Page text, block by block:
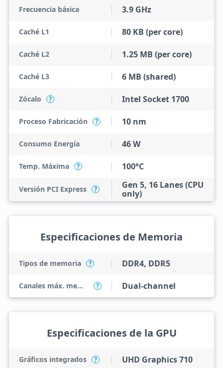
Frecuencia básica 3.9 GHz
Caché L1 80 KB (per core)
Caché L2 1.25 MB (per core)
Caché L3 6 MB (shared)
Zócalo ? Intel Socket 1700
Proceso Fabricación ? 10 nm
Consumo Energía 46 W
Temp. Máxima ? 100°C
Versión PCI Express ?
Gen 5, 16 Lanes (CPU
only)
Especificaciones de Memoria
Tipos de memoria ? DDR4, DDR5
Canales máx. memoria ? Dual-channel
Especificaciones de la GPU
Gráficos integrados ? UHD Graphics 710